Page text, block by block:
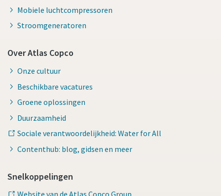
Mobiele luchtcompressoren
Stroomgeneratoren
Over Atlas Copco
Onze cultuur
Beschikbare vacatures
Groene oplossingen
Duurzaamheid
Sociale verantwoordelijkheid: Water for All
Contenthub: blog, gidsen en meer
Snelkoppelingen